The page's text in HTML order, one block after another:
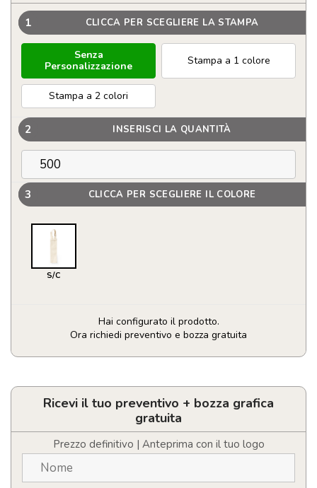
1 CLICCA PER SCEGLIERE LA STAMPA
Senza
Personalizzazione
Stampa a 1 colore
Stampa a 2 colori
2 INSERISCI LA QUANTITÀ
3 CLICCA PER SCEGLIERE IL COLORE
S/C
Hai configurato il prodotto.
Ora richiedi preventivo e bozza gratuita
Borsa
quantità
Ricevi il tuo preventivo + bozza grafica
gratuita
Prezzo definitivo | Anteprima con il tuo logo